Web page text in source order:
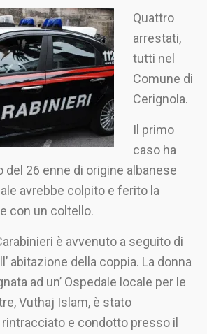
Quattro
arrestati,
tutti nel
Comune di
Cerignola.
Il primo
caso ha
del 26 enne di origine albanese
avrebbe colpito e ferito la
con un coltello.
è avvenuto a seguito di
abitazione della coppia. La donna
ad un’ Ospedale locale per le
Vuthaj Islam, è stato
e condotto presso il